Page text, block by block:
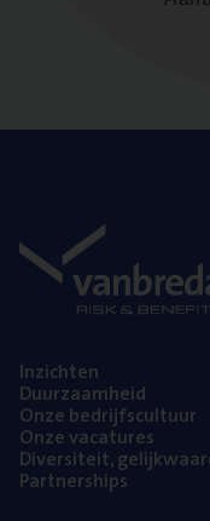
Inzich­ten
Duur­zaam­heid
Onze bedrijfs­cul­tuur
Onze vaca­tu­res
Diver­si­teit,
Part­ner­ships